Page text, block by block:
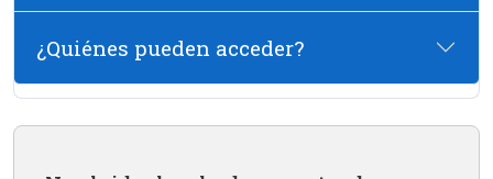
¿Quiénes pueden acceder?